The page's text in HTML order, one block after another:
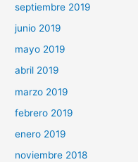
septiembre 2019
junio 2019
mayo 2019
abril 2019
marzo 2019
febrero 2019
enero 2019
noviembre 2018